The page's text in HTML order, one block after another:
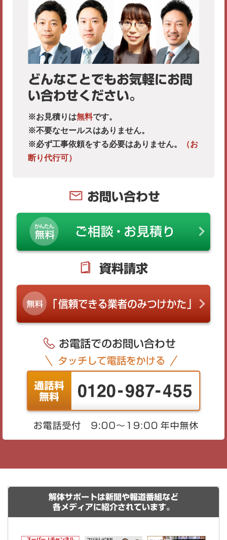
どんなことでもお気軽にお問
い合わせください。
※お見積りは無料です。
※不要なセールスはありません。
※必ず工事依頼をする必要はありません。
（お
断り代行可）
お問い合わせ
資料請求
解体サポートは新聞や報道番組など
各メディアに紹介されています。